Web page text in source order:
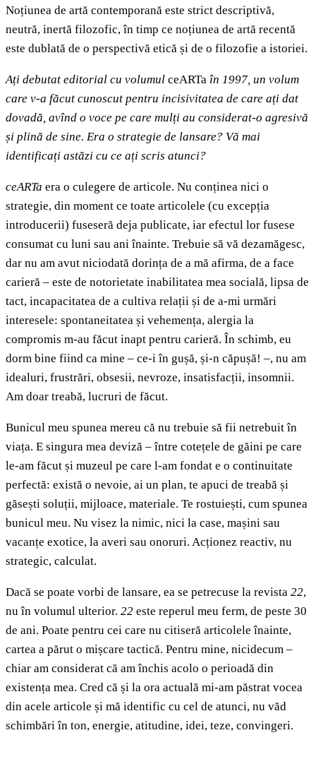
Noțiunea de artă contemporană este strict descriptivă,
neutră, inertă filozofic, în timp ce noțiunea de artă recentă
este dublată de o perspectivă etică și de o filozofie a istoriei.
Ați debutat editorial cu volumul ceARTa în 1997, un volum
care v-a făcut cunoscut pentru incisivitatea de care ați dat
dovadă, avînd o voce pe care mulți au considerat-o agresivă
și plină de sine. Era o strategie de lansare? Vă mai
identificați astăzi cu ce ați scris atunci?
ceARTa era o culegere de articole. Nu conținea nici o
strategie, din moment ce toate articolele (cu excepția
introducerii) fuseseră deja publicate, iar efectul lor fusese
consumat cu luni sau ani înainte. Trebuie să vă dezamăgesc,
dar nu am avut niciodată dorința de a mă afirma, de a face
carieră – este de notorietate inabilitatea mea socială, lipsa de
tact, incapacitatea de a cultiva relații și de a-mi urmări
interesele: spontaneitatea și vehemența, alergia la
compromis m-au făcut inapt pentru carieră. În schimb, eu
dorm bine fiind ca mine – ce-i în gușă, și-n căpușă! –, nu am
idealuri, frustrări, obsesii, nevroze, insatisfacții, insomnii.
Am doar treabă, lucruri de făcut.
Bunicul meu spunea mereu că nu trebuie să fii netrebuit în
viața. E singura mea deviză – între cotețele de găini pe care
le-am făcut și muzeul pe care l-am fondat e o continuitate
perfectă: există o nevoie, ai un plan, te apuci de treabă și
găsești soluții, mijloace, materiale. Te rostuiești, cum spunea
bunicul meu. Nu visez la nimic, nici la case, mașini sau
vacanțe exotice, la averi sau onoruri. Acționez reactiv, nu
strategic, calculat.
Dacă se poate vorbi de lansare, ea se petrecuse la revista 22,
nu în volumul ulterior. 22 este reperul meu ferm, de peste 30
de ani. Poate pentru cei care nu citiseră articolele înainte,
cartea a părut o mișcare tactică. Pentru mine, nicidecum –
chiar am considerat că am închis acolo o perioadă din
existența mea. Cred că și la ora actuală mi-am păstrat vocea
din acele articole și mă identific cu cel de atunci, nu văd
schimbări în ton, energie, atitudine, idei, teze, convingeri.